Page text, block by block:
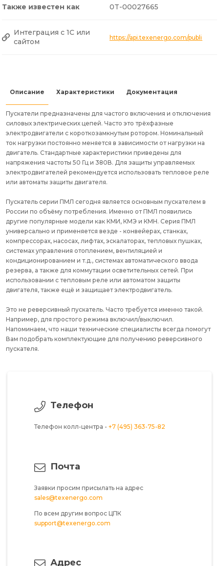
Также известен как 0T-00027665
Интеграция с 1С или
сайтом
https://api.texenergo.com/public/
Описание Характеристики Документация
Пускатели предназначены для частого включения и отключения
силовых электрических цепей. Часто это трёхфазные
электродвигатели с короткозамкнутым ротором. Номинальный
ток нагрузки постоянно меняется в зависимости от нагрузки на
двигатель. Стандартные характеристики приведены для
напряжения частоты 50 Гц и 380В. Для защиты управляемых
электродвигателей рекомендуется использовать тепловое реле
или автоматы защиты двигателя.
Пускатель серии ПМЛ сегодня является основным пускателем в
России по объёму потребления. Именно от ПМЛ появились
другие популярные модели как КМИ, КМЭ и КМН. Серия ПМЛ
универсально и применяется везде - конвейерах, станках,
компрессорах, насосах, лифтах, эскалаторах, тепловых пушках,
системах управления отоплением, вентиляцией и
кондиционированием и т.д., системах автоматического ввода
резерва, а также для коммутации осветительных сетей. При
использовании с тепловым реле или автоматом защиты
двигателя, также ещё и защищает электродвигатель.
Это не реверсивный пускатель. Часто требуется именно такой.
Например, для простого режима включил/выключил.
Напоминаем, что наши технические специалисты всегда помогут
Вам подобрать комплектующие для получению реверсивного
пускателя.
Телефон
Телефон колл-центра - +7 (495) 363-75-82
Почта
Заявки просим присылать на адрес
sales@texenergo.com
По всем другим вопрос ЦПК
support@texenergo.com
Адрес